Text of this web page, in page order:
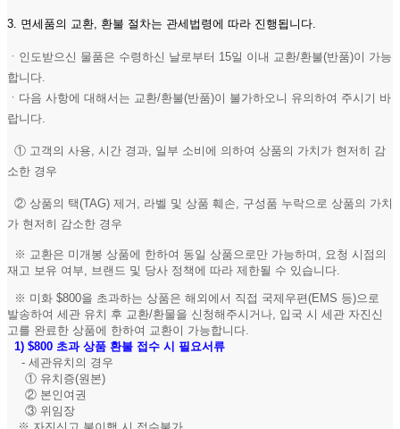
3. 면세품의 교환, 환불 절차는 관세법령에 따라 진행됩니다.
ㆍ인도받으신 물품은 수령하신 날로부터 15일 이내 교환/환불(반품)이 가능
합니다.
ㆍ다음 사항에 대해서는 교환/환불(반품)이 불가하오니 유의하여 주시기 바
랍니다.
① 고객의 사용, 시간 경과, 일부 소비에 의하여 상품의 가치가 현저히 감
소한 경우
② 상품의 택(TAG) 제거, 라벨 및 상품 훼손, 구성품 누락으로 상품의 가치
가 현저히 감소한 경우
※ 교환은 미개봉 상품에 한하여 동일 상품으로만 가능하며, 요청 시점의
재고 보유 여부, 브랜드 및 당사 정책에 따라 제한될 수 있습니다.
※ 미화 $800을 초과하는 상품은 해외에서 직접 국제우편(EMS 등)으로
발송하여 세관 유치 후 교환/환물을 신청해주시거나, 입국 시 세관 자진신
고를 완료한 상품에 한하여 교환이 가능합니다.
1) $800 초과 상품 환불 접수 시 필요서류
- 세관유치의 경우
① 유치증(원본)
② 본인여권
③ 위임장